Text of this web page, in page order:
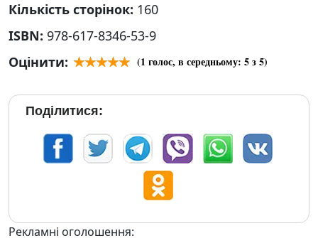
Кількість сторінок: 160
ISBN: 978-617-8346-53-9
Оцінити:
(1 голос, в середньому: 5з 5)
Поділитися:
Рекламні оголошення: